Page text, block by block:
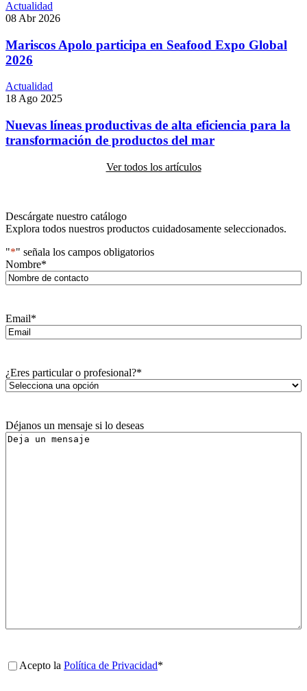
Actualidad
08 Abr 2026
Mariscos Apolo participa en Seafood Expo Global
2026
Actualidad
18 Ago 2025
Nuevas líneas productivas de alta eficiencia para la
transformación de productos del mar
Ver todos los artículos
Descárgate nuestro catálogo
Explora todos nuestros productos cuidadosamente seleccionados.
"*" señala los campos obligatorios
Nombre*
Email*
¿Eres particular o profesional?*
Déjanos un mensaje si lo deseas
Política
Acepto la Política de Privacidad*